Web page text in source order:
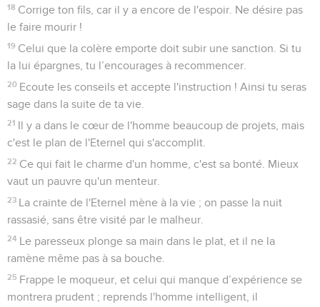
18 Corrige ton fils, car il y a encore de l'espoir. Ne désire pas
le faire mourir !
19 Celui que la colère emporte doit subir une sanction. Si tu
la lui épargnes, tu l’encourages à recommencer.
20 Ecoute les conseils et accepte l'instruction ! Ainsi tu seras
sage dans la suite de ta vie.
21 Il y a dans le cœur de l'homme beaucoup de projets, mais
c'est le plan de l'Eternel qui s'accomplit.
22 Ce qui fait le charme d'un homme, c'est sa bonté. Mieux
vaut un pauvre qu'un menteur.
23 La crainte de l'Eternel mène à la vie ; on passe la nuit
rassasié, sans être visité par le malheur.
24 Le paresseux plonge sa main dans le plat, et il ne la
ramène même pas à sa bouche.
25 Frappe le moqueur, et celui qui manque d’expérience se
montrera prudent ; reprends l'homme intelligent, il